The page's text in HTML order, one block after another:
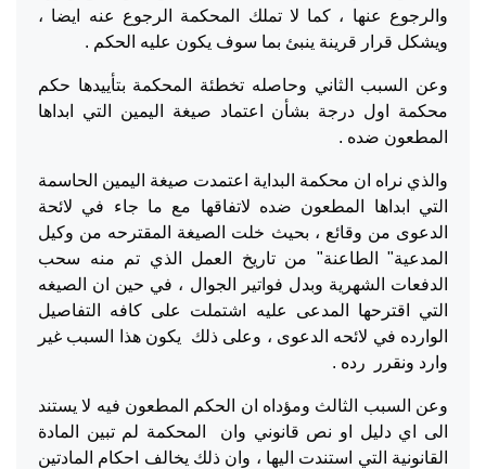
والرجوع عنها ، كما لا تملك المحكمة الرجوع عنه ايضا ،
ويشكل قرار قرينة ينبئ بما سوف يكون عليه الحكم .
وعن السبب الثاني وحاصله تخطئة المحكمة بتأييدها حكم
محكمة اول درجة بشأن اعتماد صيغة اليمين التي ابداها
المطعون ضده .
والذي نراه ان محكمة البداية اعتمدت صيغة اليمين الحاسمة
التي ابداها المطعون ضده لاتفاقها مع ما جاء في لائحة
الدعوى من وقائع ، بحيث خلت الصيغة المقترحه من وكيل
المدعية" الطاعنة" من تاريخ العمل الذي تم منه سحب
الدفعات الشهرية وبدل فواتير الجوال ، في حين ان الصيغه
التي اقترحها المدعى عليه اشتملت على كافه التفاصيل
الوارده في لائحه الدعوى ، وعلى ذلك يكون هذا السبب غير
وارد ونقرر رده .
وعن السبب الثالث ومؤداه ان الحكم المطعون فيه لا يستند
الى اي دليل او نص قانوني وان المحكمة لم تبين المادة
القانونية التي استندت اليها ، وان ذلك يخالف احكام المادتين